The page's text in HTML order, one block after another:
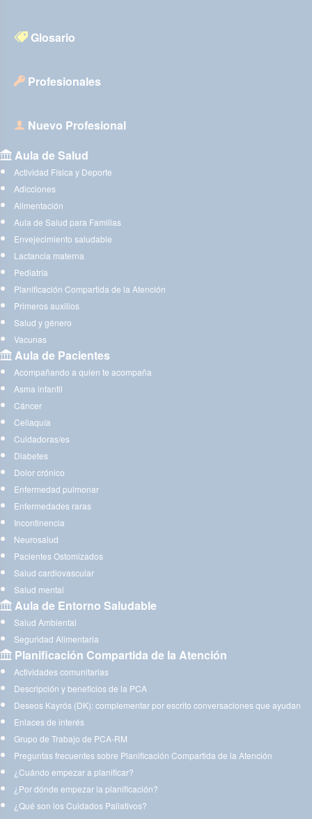
Glosario
Profesionales
Nuevo Profesional
Aula de Salud
Actividad Física y Deporte
Adicciones
Alimentación
Aula de Salud para Familias
Envejecimiento saludable
Lactancia materna
Pediatría
Planificación Compartida de la Atención
Primeros auxilios
Salud y género
Vacunas
Aula de Pacientes
Acompañando a quien te acompaña
Asma infantil
Cáncer
Celiaquía
Cuidadoras/es
Diabetes
Dolor crónico
Enfermedad pulmonar
Enfermedades raras
Incontinencia
Neurosalud
Pacientes Ostomizados
Salud cardiovascular
Salud mental
Aula de Entorno Saludable
Salud Ambiental
Seguridad Alimentaria
Planificación Compartida de la Atención
Actividades comunitarias
Descripción y beneficios de la PCA
Deseos Kayrós (DK): complementar por escrito conversaciones que ayudan
Enlaces de interés
Grupo de Trabajo de PCA-RM
Preguntas frecuentes sobre Planificación Compartida de la Atención
¿Cuándo empezar a planificar?
¿Por dónde empezar la planificación?
¿Qué son los Cuidados Paliativos?